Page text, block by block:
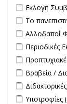
Apply Εκλογή
Εκλογή
Apply Το
Το
ApplyΑλλοδαποί
ApplyΠεριοδικές
Apply
Apply Βραβεία
Βραβεία /
Apply
ApplyΥποτροφίες